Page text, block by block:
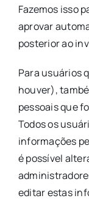
Fazemos isso
aprovar
posterior ao
Para usuários
houver),
pessoais que
Todos os
informações
é possível
editar estas